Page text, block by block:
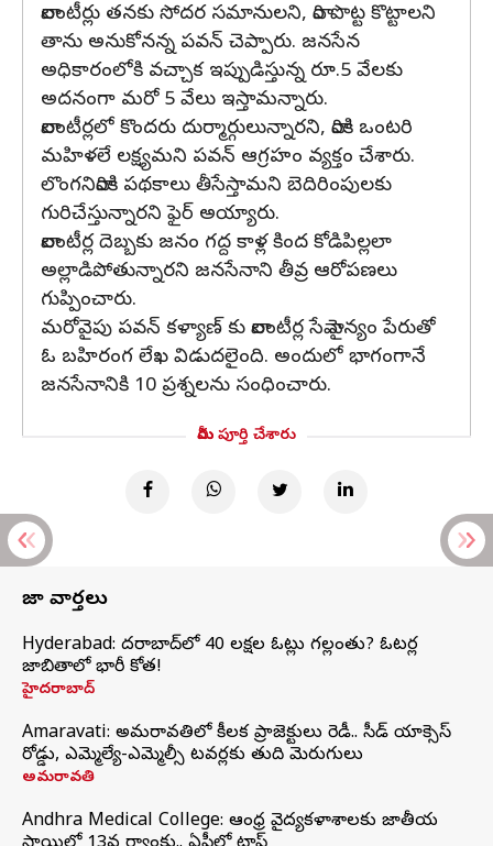
వాలంటీర్లు తనకు సోదర సమానులని, వారి పొట్ట కొట్టాలని
తాను అనుకోనన్న పవన్ చెప్పారు. జనసేన
అధికారంలోకి వచ్చాక ఇప్పుడిస్తున్న రూ.5 వేలకు
అదనంగా మరో 5 వేలు ఇస్తామన్నారు.
వాలంటీర్లలో కొందరు దుర్మార్గులున్నారని, వారికి ఒంటరి
మహిళలే లక్ష్యమని పవన్ ఆగ్రహం వ్యక్తం చేశారు.
లొంగనివారికి పథకాలు తీసేస్తామని బెదిరింపులకు
గురిచేస్తున్నారని ఫైర్ అయ్యారు.
వాలంటీర్ల దెబ్బకు జనం గద్ద కాళ్ల కింద కోడిపిల్లలా
అల్లాడిపోతున్నారని జనసేనాని తీవ్ర ఆరోపణలు
గుప్పించారు.
మరోవైపు పవన్ కళ్యాణ్ కు వాలంటీర్ల సేవా సైన్యం పేరుతో
ఓ బహిరంగ లేఖ విడుదలైంది. అందులో భాగంగానే
జనసేనానికి 10 ప్రశ్నలను సంధించారు.
మీరు పూర్తి చేశారు
తాజా వార్తలు
Hyderabad: హైదరాబాద్‌లో 40 లక్షల ఓట్లు గల్లంతు? ఓటర్ల
జాబితాలో భారీ కోత!
హైదరాబాద్
Amaravati: అమరావతిలో కీలక ప్రాజెక్టులు రెడీ.. సీడ్‌ యాక్సెస్‌
రోడ్డు, ఎమ్మెల్యే-ఎమ్మెల్సీ టవర్లకు తుది మెరుగులు
అమరావతి
Andhra Medical College: ఆంధ్ర వైద్యకళాశాలకు జాతీయ